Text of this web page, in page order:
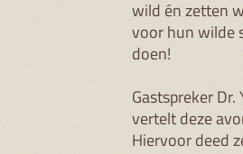
wild én zetten
voor hun wilde
doen!
Gastspreker
vertelt deze
Hiervoor deed